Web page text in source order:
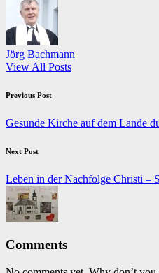
Jörg Bachmann
View All Posts
Post
navigation
Previous Post
Gesunde Kirche auf dem Lande
Next Post
Leben in der Nachfolge Christi –
Comments